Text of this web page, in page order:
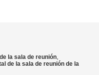
la sala de reunión,
de la sala de reunión de la